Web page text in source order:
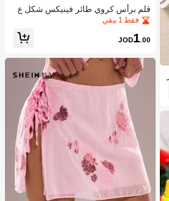
قلم برأس كروي طائر فينيكس شكل ع
شوائي قطعة واحدة
فقط 1 بيقي
JOD1.00